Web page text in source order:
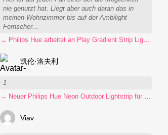
nie genutzt hat. Liegt aber auch daran das in
meinen Wohnzimmer bis auf der Ambilight
Fernseher...
→ Philips Hue arbeitet an Play Gradient Strip Light Pro
凯伦·洛夫利
1
→ Neuer Philips Hue Neon Outdoor Lightstrip für 130 Euro
Viav